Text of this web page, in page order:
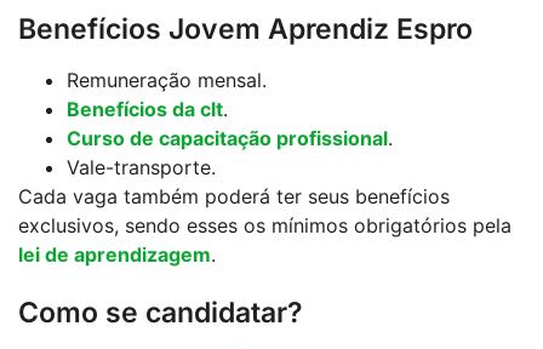
Benefícios Jovem Aprendiz Espro
Remuneração mensal.
Benefícios da clt.
Curso de capacitação profissional.
Vale-transporte.
Cada vaga também poderá ter seus benefícios
exclusivos, sendo esses os mínimos obrigatórios pela
lei de aprendizagem.
Como se candidatar?